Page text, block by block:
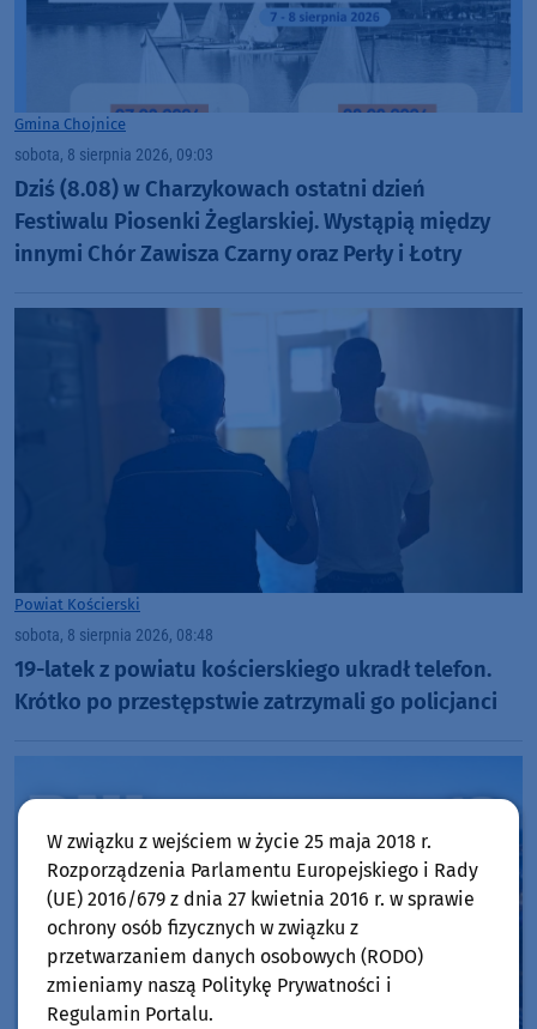
Gmina Chojnice
sobota, 8 sierpnia 2026, 09:03
Dziś (8.08) w Charzykowach ostatni dzień
Festiwalu Piosenki Żeglarskiej. Wystąpią między
innymi Chór Zawisza Czarny oraz Perły i Łotry
Powiat Kościerski
sobota, 8 sierpnia 2026, 08:48
19-latek z powiatu kościerskiego ukradł telefon.
Krótko po przestępstwie zatrzymali go policjanci
W związku z wejściem w życie 25 maja 2018 r.
Rozporządzenia Parlamentu Europejskiego i Rady
(UE) 2016/679 z dnia 27 kwietnia 2016 r. w sprawie
ochrony osób fizycznych w związku z
przetwarzaniem danych osobowych (RODO)
zmieniamy naszą Politykę Prywatności i
Regulamin Portalu.